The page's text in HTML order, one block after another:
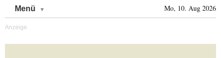
Menü Mo, 10. Aug 2026